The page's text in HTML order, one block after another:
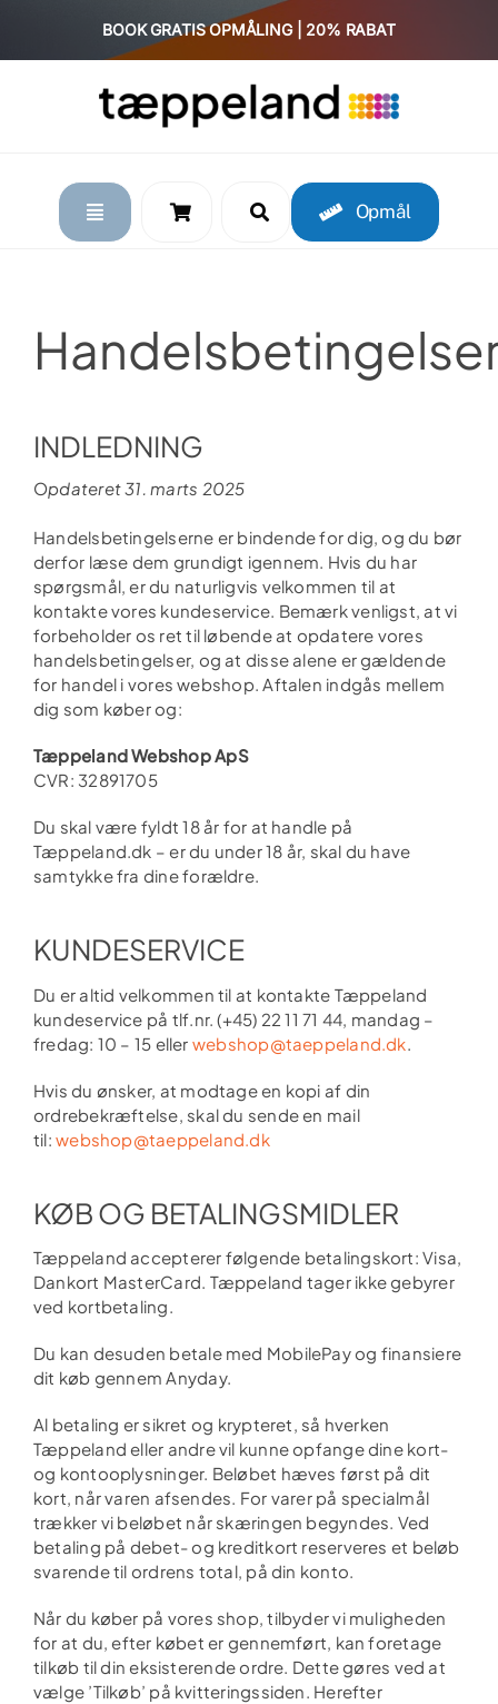
content
BOOK GRATIS OPMÅLING | 20% RABAT
Opmål
INDLEDNING
Opdateret 31. marts 2025
Handelsbetingelserne er bindende for dig, og du bør
derfor læse dem grundigt igennem. Hvis du har
spørgsmål, er du naturligvis velkommen til at
kontakte vores kundeservice. Bemærk venligst, at vi
forbeholder os ret til løbende at opdatere vores
handelsbetingelser, og at disse alene er gældende
for handel i vores webshop. Aftalen indgås mellem
dig som køber og:
Tæppeland Webshop ApS
CVR: 32891705
Du skal være fyldt 18 år for at handle på
Tæppeland.dk – er du under 18 år, skal du have
samtykke fra dine forældre.
KUNDESERVICE
Du er altid velkommen til at kontakte Tæppeland
kundeservice på tlf.nr. (+45) 22 11 71 44, mandag –
fredag: 10 – 15 eller webshop@taeppeland.dk.
Hvis du ønsker, at modtage en kopi af din
ordrebekræftelse, skal du sende en mail
til:webshop@taeppeland.dk
KØB OG BETALINGSMIDLER
Tæppeland accepterer følgende betalingskort: Visa,
Dankort MasterCard. Tæppeland tager ikke gebyrer
ved kortbetaling.
Du kan desuden betale med MobilePay og finansiere
dit køb gennem Anyday.
Al betaling er sikret og krypteret, så hverken
Tæppeland eller andre vil kunne opfange dine kort-
og kontooplysninger. Beløbet hæves først på dit
kort, når varen afsendes. For varer på specialmål
trækker vi beløbet når skæringen begyndes. Ved
betaling på debet- og kreditkort reserveres et beløb
svarende til ordrens total, på din konto.
Når du køber på vores shop, tilbyder vi muligheden
for at du, efter købet er gennemført, kan foretage
tilkøb til din eksisterende ordre. Dette gøres ved at
vælge ’Tilkøb’ på kvitteringssiden. Herefter